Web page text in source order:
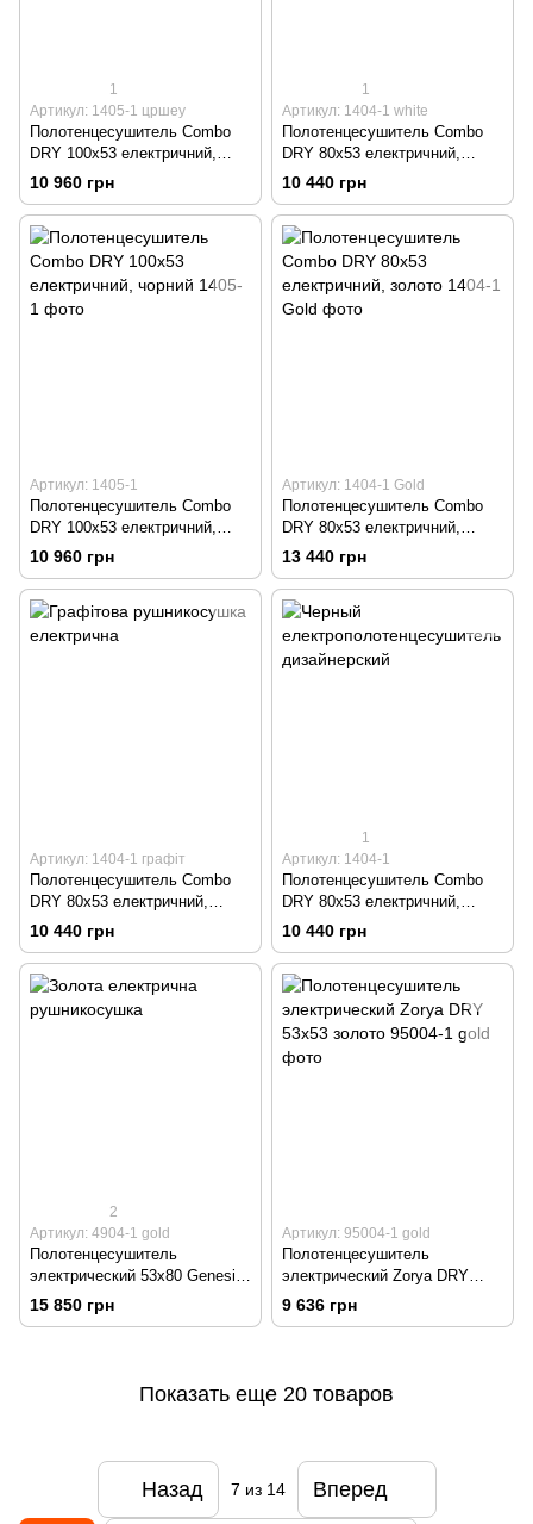
1
Артикул: 1405-1 цршеу
Полотенцесушитель Combo
DRY 100х53 електричний,
белый
10 960 грн
1
Артикул: 1404-1 white
Полотенцесушитель Combo
DRY 80х53 електричний,
белый
10 440 грн
Артикул: 1405-1
Полотенцесушитель Combo
DRY 100х53 електричний,
чорний
10 960 грн
Артикул: 1404-1 Gold
Полотенцесушитель Combo
DRY 80х53 електричний,
золото
13 440 грн
Артикул: 1404-1 графіт
Полотенцесушитель Combo
DRY 80х53 електричний,
графит
10 440 грн
1
Артикул: 1404-1
Полотенцесушитель Combo
DRY 80х53 електричний,
чорний
10 440 грн
2
Артикул: 4904-1 gold
Полотенцесушитель
электрический 53х80 Genesis
DRY золото
15 850 грн
Артикул: 95004-1 gold
Полотенцесушитель
электрический Zorya DRY
53х53 золото
9 636 грн
Показать еще 20 товаров
Назад 7 из 14 Вперед